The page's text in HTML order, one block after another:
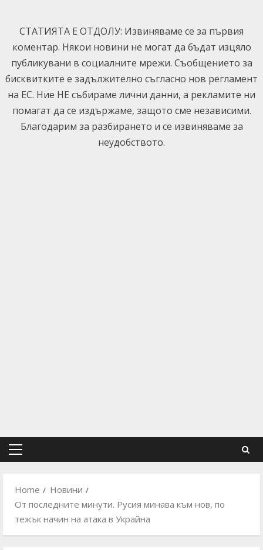
content
СТАТИЯТА Е ОТДОЛУ: Извиняваме се за първия
коментар. Някои новини не могат да бъдат изцяло
публикувани в социалните мрежи. Съобщението за
бисквитките е задължително съгласно нов регламент
на ЕС. Ние НЕ събираме лични данни, а рекламите ни
помагат да се издържаме, защото сме независими.
Благодарим за разбирането и се извиняваме за
неудобството.
Primary
Home
Новини
От последните минути. Русия минава към нов, по
тежък начин на атака в Украйна